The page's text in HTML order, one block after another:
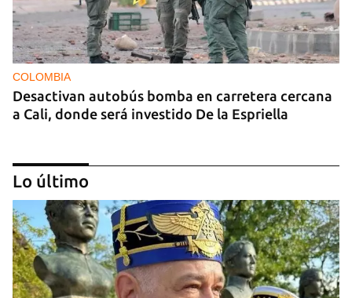
COLOMBIA
Desactivan autobús bomba en carretera cercana
a Cali, donde será investido De la Espriella
Lo último